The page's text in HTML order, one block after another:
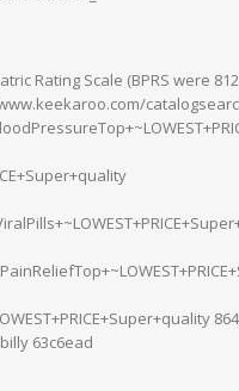
Rating Scale (BPRS were
www.keekaroo.com/
63c6ead